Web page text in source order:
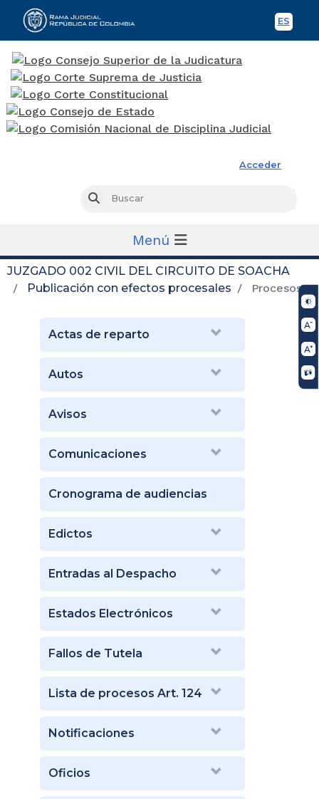
ES
Acceder
Buscar
Menú
JUZGADO 002 CIVIL DEL CIRCUITO DE SOACHA
Publicación con efectos procesales
Procesos
Actas de reparto
Autos
Avisos
Comunicaciones
Cronograma de audiencias
Edictos
Entradas al Despacho
Estados Electrónicos
Fallos de Tutela
Lista de procesos Art. 124
Notificaciones
Oficios